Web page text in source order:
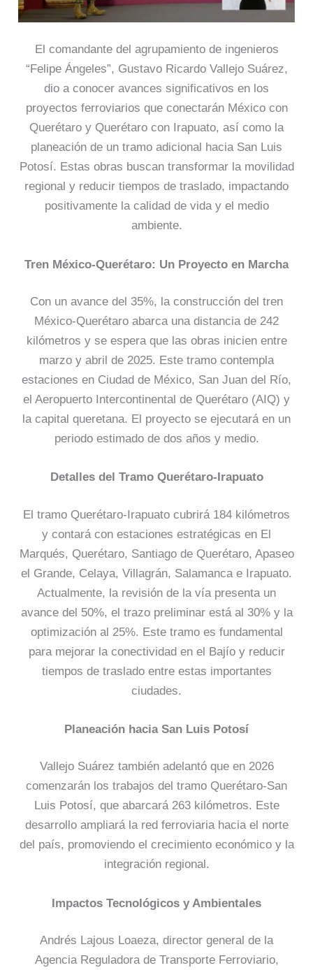
El comandante del agrupamiento de ingenieros
“Felipe Ángeles”, Gustavo Ricardo Vallejo Suárez,
dio a conocer avances significativos en los
proyectos ferroviarios que conectarán México con
Querétaro y Querétaro con Irapuato, así como la
planeación de un tramo adicional hacia San Luis
Potosí. Estas obras buscan transformar la movilidad
regional y reducir tiempos de traslado, impactando
positivamente la calidad de vida y el medio
ambiente.
Tren México-Querétaro: Un Proyecto en Marcha
Con un avance del 35%, la construcción del tren
México-Querétaro abarca una distancia de 242
kilómetros y se espera que las obras inicien entre
marzo y abril de 2025. Este tramo contempla
estaciones en Ciudad de México, San Juan del Río,
el Aeropuerto Intercontinental de Querétaro (AIQ) y
la capital queretana. El proyecto se ejecutará en un
periodo estimado de dos años y medio.
Detalles del Tramo Querétaro-Irapuato
El tramo Querétaro-Irapuato cubrirá 184 kilómetros
y contará con estaciones estratégicas en El
Marqués, Querétaro, Santiago de Querétaro, Apaseo
el Grande, Celaya, Villagrán, Salamanca e Irapuato.
Actualmente, la revisión de la vía presenta un
avance del 50%, el trazo preliminar está al 30% y la
optimización al 25%. Este tramo es fundamental
para mejorar la conectividad en el Bajío y reducir
tiempos de traslado entre estas importantes
ciudades.
Planeación hacia San Luis Potosí
Vallejo Suárez también adelantó que en 2026
comenzarán los trabajos del tramo Querétaro-San
Luis Potosí, que abarcará 263 kilómetros. Este
desarrollo ampliará la red ferroviaria hacia el norte
del país, promoviendo el crecimiento económico y la
integración regional.
Impactos Tecnológicos y Ambientales
Andrés Lajous Loaeza, director general de la
Agencia Reguladora de Transporte Ferroviario,